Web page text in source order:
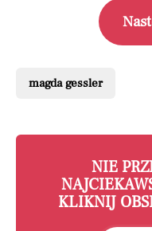
magda gessler
NIE
KLIKNIJ